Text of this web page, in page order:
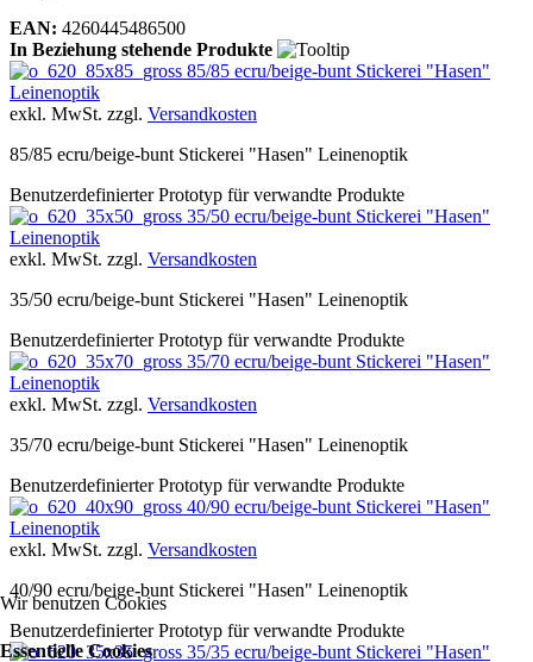
EAN: 4260445486500
In Beziehung stehende Produkte
85/85 ecru/beige-bunt Stickerei "Hasen"
Leinenoptik
exkl. MwSt. zzgl. Versandkosten
85/85 ecru/beige-bunt Stickerei "Hasen" Leinenoptik
Benutzerdefinierter Prototyp für verwandte Produkte
35/50 ecru/beige-bunt Stickerei "Hasen"
Leinenoptik
exkl. MwSt. zzgl. Versandkosten
35/50 ecru/beige-bunt Stickerei "Hasen" Leinenoptik
Benutzerdefinierter Prototyp für verwandte Produkte
35/70 ecru/beige-bunt Stickerei "Hasen"
Leinenoptik
exkl. MwSt. zzgl. Versandkosten
35/70 ecru/beige-bunt Stickerei "Hasen" Leinenoptik
Benutzerdefinierter Prototyp für verwandte Produkte
40/90 ecru/beige-bunt Stickerei "Hasen"
Leinenoptik
exkl. MwSt. zzgl. Versandkosten
40/90 ecru/beige-bunt Stickerei "Hasen" Leinenoptik
Benutzerdefinierter Prototyp für verwandte Produkte
35/35 ecru/beige-bunt Stickerei "Hasen"
Wir benutzen Cookies
Essentielle Cookies